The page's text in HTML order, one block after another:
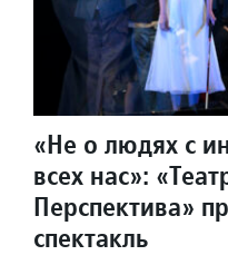
«Не о людях с
всех нас»:
Перспектива»
спектакль